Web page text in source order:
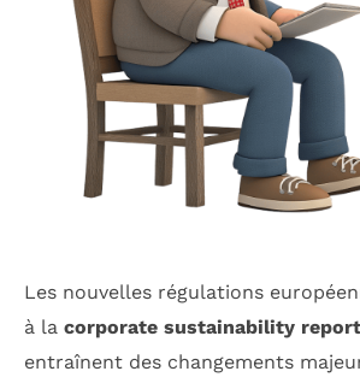
Les nouvelles régulations
à la corporate sustainability
entraînent des changements